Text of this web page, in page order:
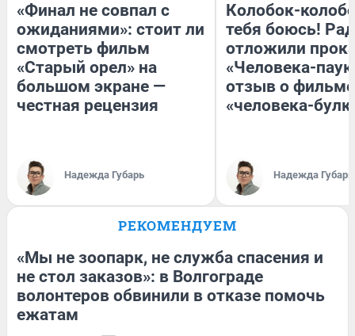
«Финал не совпал с
ожиданиями»: стоит ли
смотреть фильм
«Старый орел» на
большом экране —
честная рецензия
Надежда Губарь
Колобок-
тебя боюсь!
отложили
«Человека-
отзыв о
«человека-
Надежда Губарь
РЕКОМЕНДУЕМ
«Мы не зоопарк, не служба спасения и
не стол заказов»: в Волгограде
волонтеров обвинили в отказе помочь
ежатам